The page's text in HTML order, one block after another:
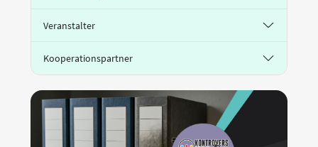
Veranstalter
Kooperationspartner